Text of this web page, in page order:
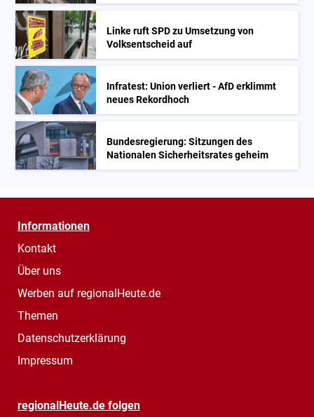
Linke ruft SPD zu Umsetzung von
Volksentscheid auf
Infratest: Union verliert - AfD erklimmt
neues Rekordhoch
Bundesregierung: Sitzungen des
Nationalen Sicherheitsrates geheim
Informationen
Kontakt
Über uns
Werben auf regionalHeute.de
Themen
Datenschutzerklärung
Impressum
regionalHeute.de folgen